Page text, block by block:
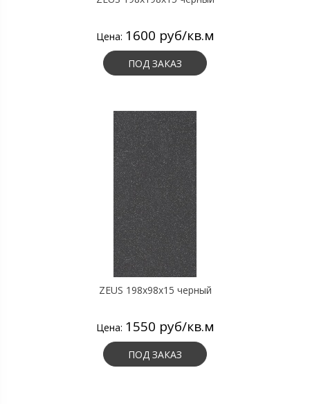
Цена: 1600 руб/кв.м
ПОД ЗАКАЗ
ZEUS 198x98x15 черный
Цена: 1550 руб/кв.м
ПОД ЗАКАЗ